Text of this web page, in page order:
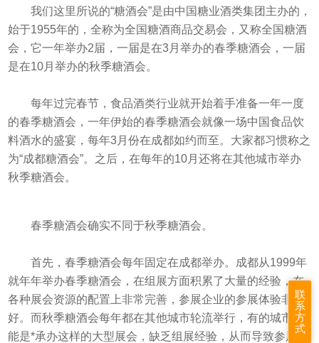
我们这里所说的“糖酒会”是由中国糖业酒类集团主办的，
始于1955年的，全称为全国糖酒商品交易会，又称全国糖酒
会 ，它一年举办2届，一届是在3月举办的春季糖酒会，一届
是在10月举办的秋季糖酒会。
每年过完春节，食品酒类行业就开始着手准备一年一度
的春季糖酒会，一年伊始的春季糖酒会就像一场中国食品饮
料酒水的盛宴，每年3月份在成都如约而至。大家都习惯称之
为“成都糖酒会”。之后，在每年的10月还将在其他城市举办
秋季糖酒会。
春季糖酒会确实不同于秋季糖酒会。
首先，春季糖酒会每年固定在成都举办。成都从1999年
就年年举办春季糖酒会，在组展方面积累了大量的经验，在
各种展会资源的配置上非常完善，参展企业的参展体验非常
好。而秋季糖酒会每年都在其他城市轮流举行，有的城市可
能是*承办这样的大型展会，缺乏组展经验，从而导致参展企
联
系
方
式